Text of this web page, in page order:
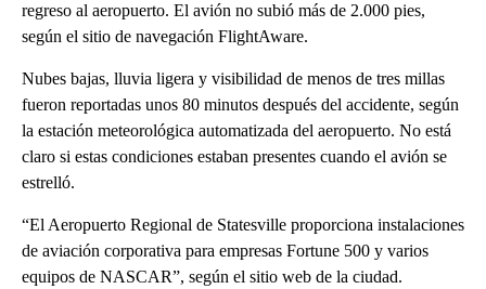
regreso al aeropuerto. El avión no subió más de 2.000 pies,
según el sitio de navegación FlightAware.
Nubes bajas, lluvia ligera y visibilidad de menos de tres millas
fueron reportadas unos 80 minutos después del accidente, según
la estación meteorológica automatizada del aeropuerto. No está
claro si estas condiciones estaban presentes cuando el avión se
estrelló.
“El Aeropuerto Regional de Statesville proporciona instalaciones
de aviación corporativa para empresas Fortune 500 y varios
equipos de NASCAR”, según el sitio web de la ciudad.